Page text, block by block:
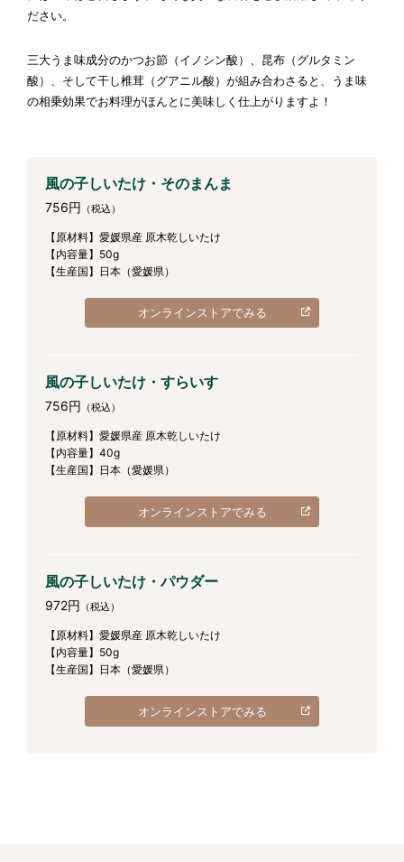
ださい。
三大うま味成分のかつお節（イノシン酸）、昆布（グルタミン
酸）、そして干し椎茸（グアニル酸）が組み合わさると、うま味
の相乗効果でお料理がほんとに美味しく仕上がりますよ！
風の子しいたけ・そのまんま
756円 （税込）
【原材料】愛媛県産 原木乾しいたけ
【内容量】50g
【生産国】日本（愛媛県）
オンラインストアでみる
風の子しいたけ・すらいす
756円 （税込）
【原材料】愛媛県産 原木乾しいたけ
【内容量】40g
【生産国】日本（愛媛県）
オンラインストアでみる
風の子しいたけ・パウダー
972円 （税込）
【原材料】愛媛県産 原木乾しいたけ
【内容量】50g
【生産国】日本（愛媛県）
オンラインストアでみる